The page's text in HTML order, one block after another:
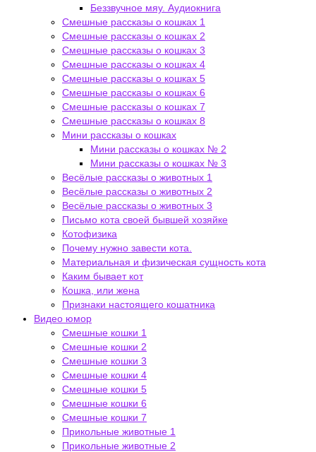
Беззвучное мяу. Аудиокнига
Смешные рассказы о кошках 1
Смешные рассказы о кошках 2
Смешные рассказы о кошках 3
Смешные рассказы о кошках 4
Смешные рассказы о кошках 5
Смешные рассказы о кошках 6
Смешные рассказы о кошках 7
Смешные рассказы о кошках 8
Мини рассказы о кошках
Мини рассказы о кошках № 2
Мини рассказы о кошках № 3
Весёлые рассказы о животных 1
Весёлые рассказы о животных 2
Весёлые рассказы о животных 3
Письмо кота своей бывшей хозяйке
Котофизика
Почему нужно завести кота.
Материальная и физическая сущность кота
Каким бывает кот
Кошка, или жена
Признаки настоящего кошатника
Видео юмор
Смешные кошки 1
Смешные кошки 2
Смешные кошки 3
Смешные кошки 4
Смешные кошки 5
Смешные кошки 6
Смешные кошки 7
Прикольные животные 1
Прикольные животные 2